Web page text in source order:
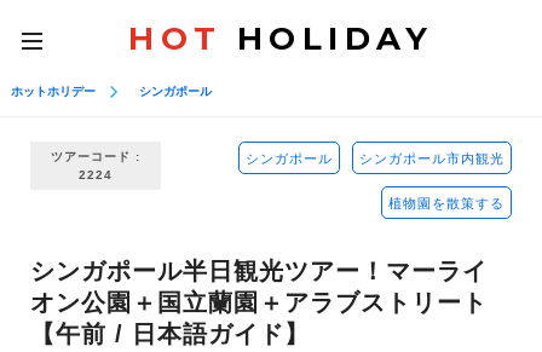
toggle
navigation
HOT HOLIDAY
ホットホリデー シンガポール
ツアーコード :
2224
シンガポール シンガポール市内観光
植物園を散策する
シンガポール半日観光ツアー！マーライ
オン公園＋国立蘭園＋アラブストリート
【午前 / 日本語ガイド】